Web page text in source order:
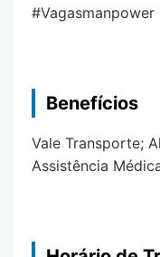
#Vagasmanpower
Benefícios
Vale Transporte;
Assistência